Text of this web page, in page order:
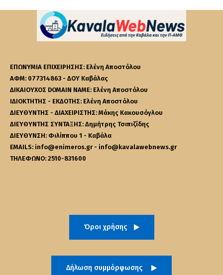
ΕΠΩΝΥΜΙΑ ΕΠΙΧΕΙΡΗΣΗΣ: Ελένη Αποστόλου
ΑΦΜ: 077314863 - ΔΟΥ Καβάλας
ΔΙΚΑΙΟΥΧΟΣ DOMAIN NAME: Ελένη Αποστόλου
ΙΔΙΟΚΤΗΤΗΣ - ΕΚΔΟΤΗΣ: Ελένη Αποστόλου
ΔΙΕΥΘΥΝΤΗΣ - ΔΙΑΧΕΙΡΙΣΤΗΣ: Μάκης Κακουσόγλου
ΔΙΕΥΘΥΝΤΗΣ ΣΥΝΤΑΞΗΣ: Δημήτρης Τσιπιζίδης
ΔΙΕΥΘΥΝΣΗ: Φιλίππου 1 - Καβάλα
EMAILS: info@enimeros.gr - info@kavalawebnews.gr
ΤΗΛΕΦΩΝΟ: 2510-831600
Όροι χρήσης
Δήλωση συμμόρφωσης